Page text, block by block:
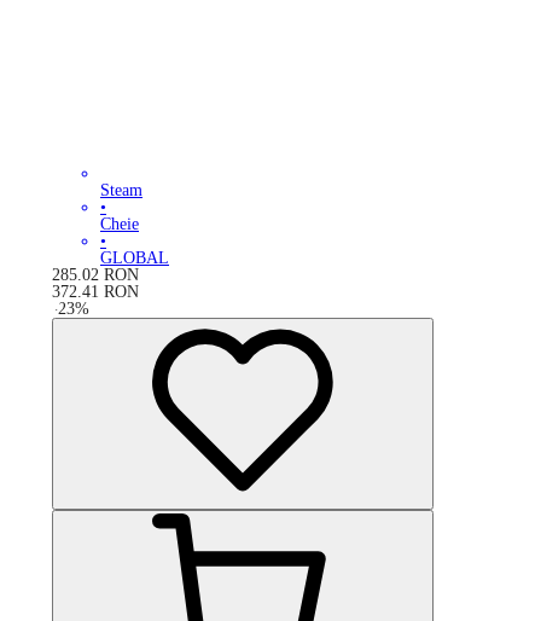
Steam
•
Cheie
•
GLOBAL
285.02 RON
372.41 RON
-23%